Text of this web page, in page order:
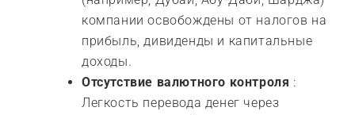
компании освобождены от налогов на
прибыль, дивиденды и капитальные
доходы.
Отсутствие валютного контроля :
Легкость перевода денег через